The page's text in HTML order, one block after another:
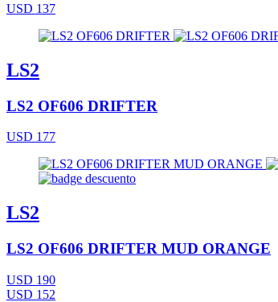
USD 137
LS2
LS2 OF606 DRIFTER
USD 177
LS2
LS2 OF606 DRIFTER MUD ORANGE
USD 190
USD 152